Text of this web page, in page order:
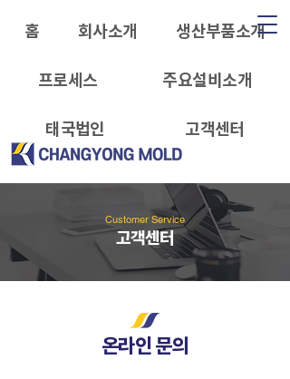
홈 회사소개 생산부품소개
프로세스 주요설비소개
태국법인 고객센터
Customer Service
고객센터
온라인 문의